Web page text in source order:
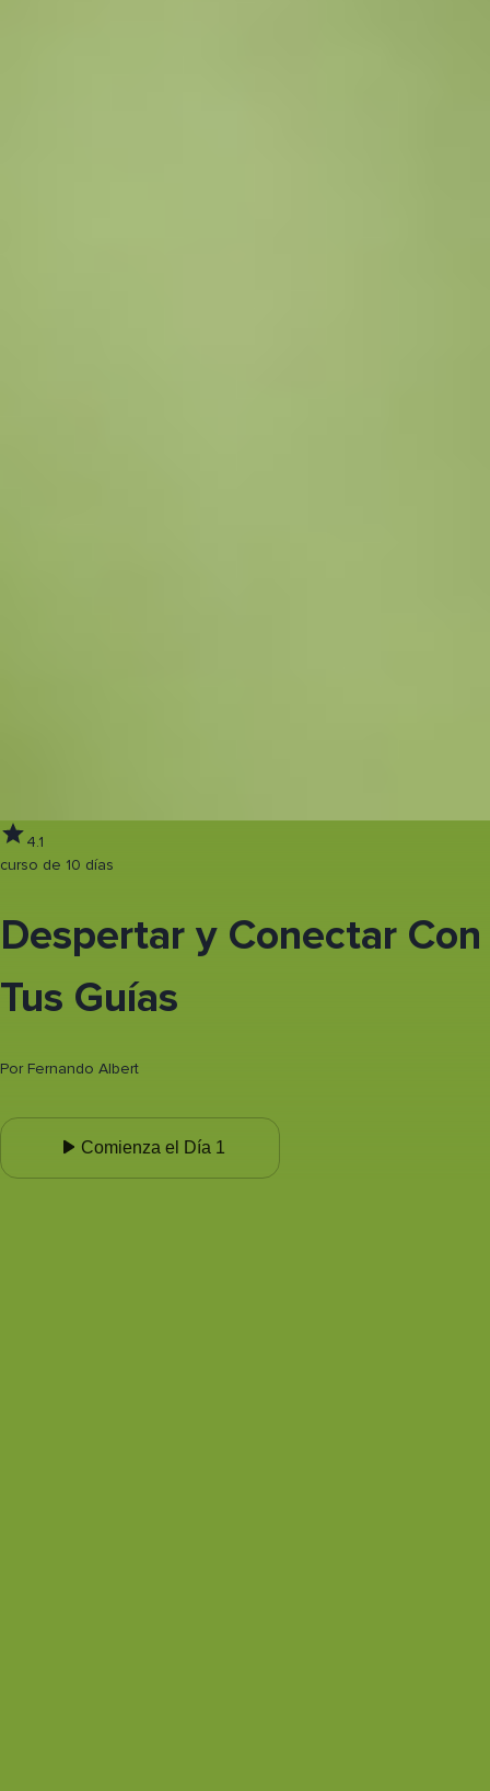
4.1
curso de 10 días
Despertar y Conectar Con
Tus Guías
Por Fernando Albert
Comienza el Día 1